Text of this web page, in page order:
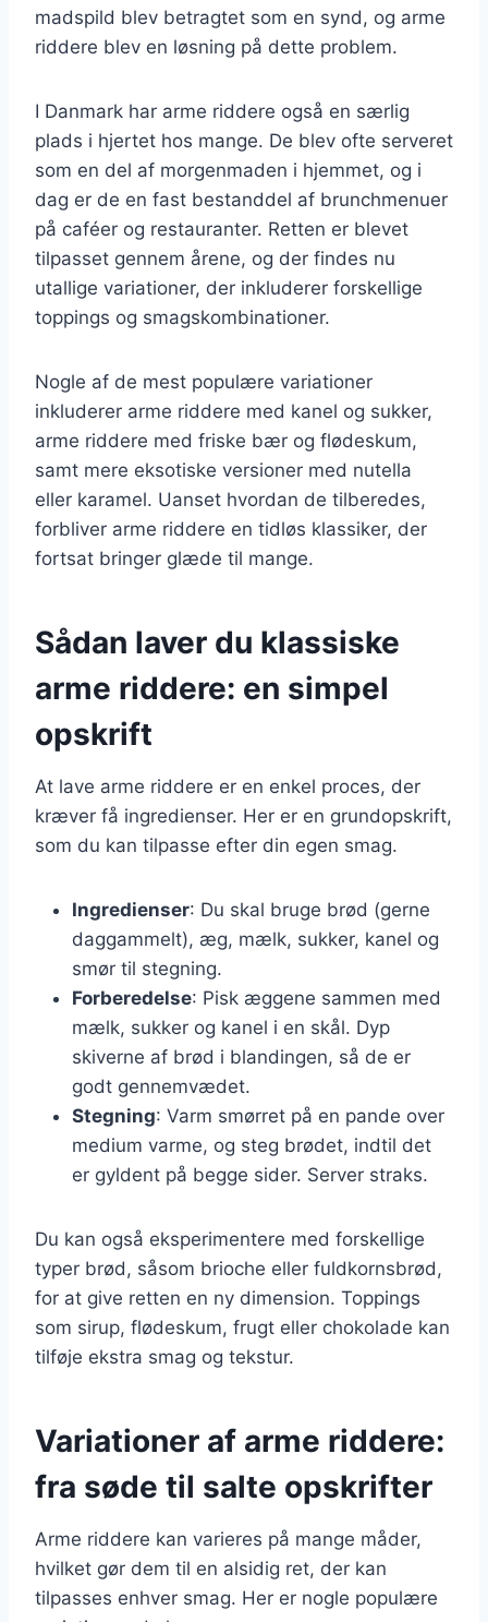
madspild blev betragtet som en synd, og arme
riddere blev en løsning på dette problem.
I Danmark har arme riddere også en særlig
plads i hjertet hos mange. De blev ofte serveret
som en del af morgenmaden i hjemmet, og i
dag er de en fast bestanddel af brunchmenuer
på caféer og restauranter. Retten er blevet
tilpasset gennem årene, og der findes nu
utallige variationer, der inkluderer forskellige
toppings og smagskombinationer.
Nogle af de mest populære variationer
inkluderer arme riddere med kanel og sukker,
arme riddere med friske bær og flødeskum,
samt mere eksotiske versioner med nutella
eller karamel. Uanset hvordan de tilberedes,
forbliver arme riddere en tidløs klassiker, der
fortsat bringer glæde til mange.
Sådan laver du klassiske
arme riddere: en simpel
opskrift
At lave arme riddere er en enkel proces, der
kræver få ingredienser. Her er en grundopskrift,
som du kan tilpasse efter din egen smag.
Ingredienser: Du skal bruge brød (gerne
daggammelt), æg, mælk, sukker, kanel og
smør til stegning.
Forberedelse: Pisk æggene sammen med
mælk, sukker og kanel i en skål. Dyp
skiverne af brød i blandingen, så de er
godt gennemvædet.
Stegning: Varm smørret på en pande over
medium varme, og steg brødet, indtil det
er gyldent på begge sider. Server straks.
Du kan også eksperimentere med forskellige
typer brød, såsom brioche eller fuldkornsbrød,
for at give retten en ny dimension. Toppings
som sirup, flødeskum, frugt eller chokolade kan
tilføje ekstra smag og tekstur.
Variationer af arme riddere:
fra søde til salte opskrifter
Arme riddere kan varieres på mange måder,
hvilket gør dem til en alsidig ret, der kan
tilpasses enhver smag. Her er nogle populære